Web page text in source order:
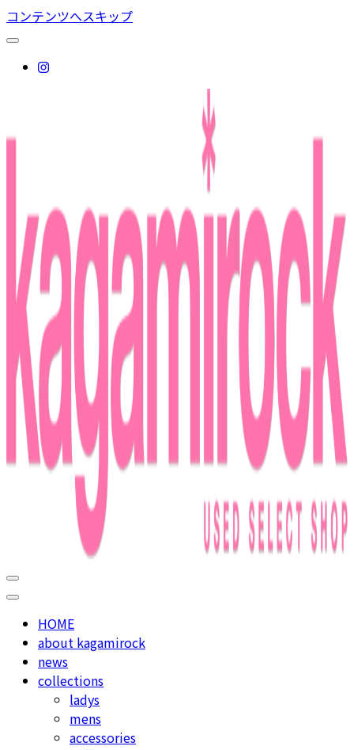
コンテンツへスキップ
kagamirock
used select shop in nakameguro
HOME
about kagamirock
news
collections
ladys
mens
accessories